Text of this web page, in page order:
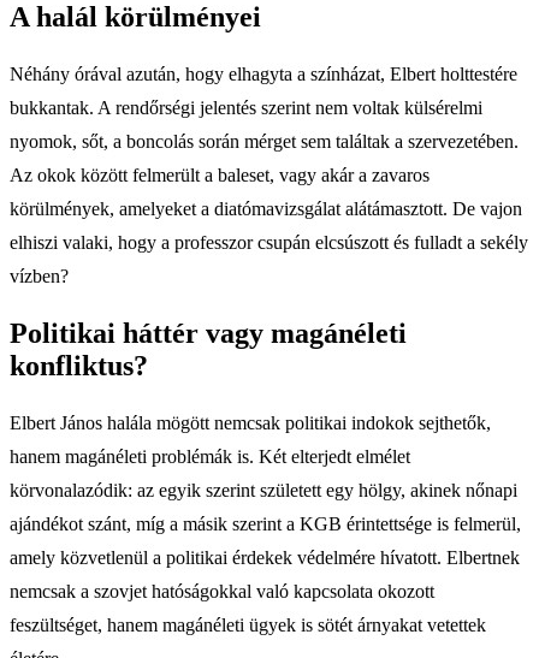
A halál körülményei
Néhány órával azután, hogy elhagyta a színházat, Elbert holttestére
bukkantak. A rendőrségi jelentés szerint nem voltak külsérelmi
nyomok, sőt, a boncolás során mérget sem találtak a szervezetében.
Az okok között felmerült a baleset, vagy akár a zavaros
körülmények, amelyeket a diatómavizsgálat alátámasztott. De vajon
elhiszi valaki, hogy a professzor csupán elcsúszott és fulladt a sekély
vízben?
Politikai háttér vagy magánéleti
konfliktus?
Elbert János halála mögött nemcsak politikai indokok sejthetők,
hanem magánéleti problémák is. Két elterjedt elmélet
körvonalazódik: az egyik szerint született egy hölgy, akinek nőnapi
ajándékot szánt, míg a másik szerint a KGB érintettsége is felmerül,
amely közvetlenül a politikai érdekek védelmére hívatott. Elbertnek
nemcsak a szovjet hatóságokkal való kapcsolata okozott
feszültséget, hanem magánéleti ügyek is sötét árnyakat vetettek